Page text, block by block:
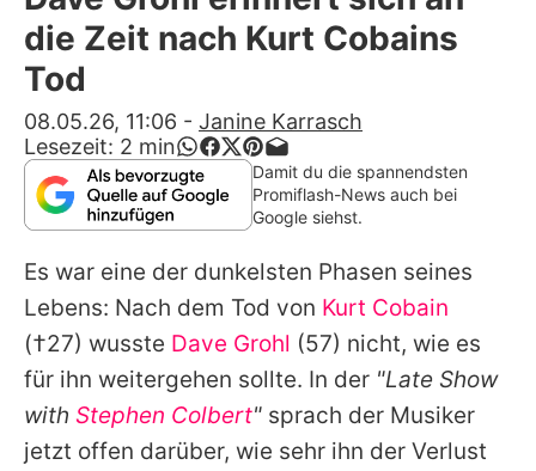
Alle Themen auf Promiflash
App runterladen
Team
Redaktionelle Richtlinien
Impressum
Datenschutzerklärung
Nutzungsbedingungen
Utiq verwalten
die Zeit nach Kurt Cobains
Tod
08.05.26, 11:06 - Janine Karrasch
Lesezeit: 2 min
Damit du die spannendsten
Promiflash-News auch bei
Google siehst.
Es war eine der dunkelsten Phasen seines
Lebens: Nach dem Tod von Kurt Cobain
(†27) wusste Dave Grohl (57) nicht, wie es
für ihn weitergehen sollte. In der "Late Show
with Stephen Colbert" sprach der Musiker
jetzt offen darüber, wie sehr ihn der Verlust